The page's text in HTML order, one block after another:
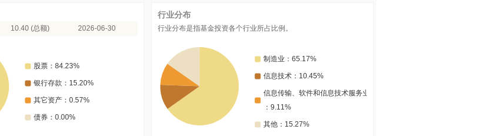
10.40 (总额) 2026-06-30
行业分布
行业分布是指基金投资各个行业所占比例。